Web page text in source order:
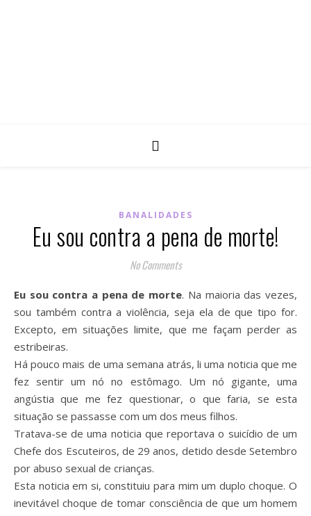
BANALIDADES
Eu sou contra a pena de morte!
No Comments
Eu sou contra a pena de morte. Na maioria das vezes,
sou também contra a violência, seja ela de que tipo for.
Excepto, em situações limite, que me façam perder as
estribeiras.
Há pouco mais de uma semana atrás, li uma noticia que me
fez sentir um nó no estômago. Um nó gigante, uma
angústia que me fez questionar, o que faria, se esta
situação se passasse com um dos meus filhos.
Tratava-se de uma noticia que reportava o suicídio de um
Chefe dos Escuteiros, de 29 anos, detido desde Setembro
por abuso sexual de crianças.
Esta noticia em si, constituiu para mim um duplo choque. O
inevitável choque de tomar consciência de que um homem